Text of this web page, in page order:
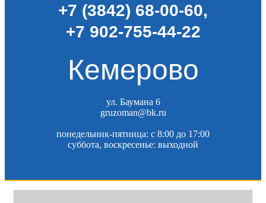
+7 (3842) 68-00-60,
+7 902-755-44-22
Кемерово
ул. Баумана 6
gruzoman@bk.ru
понедельник-пятница: c 8:00 до 17:00
суббота, воскресенье: выходной